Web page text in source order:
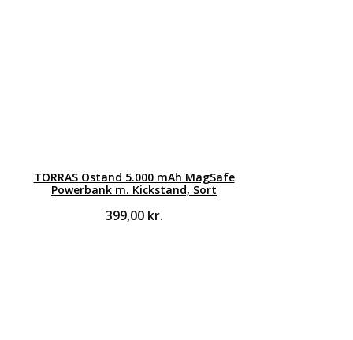
TORRAS Ostand 5.000 mAh MagSafe
Powerbank m. Kickstand, Sort
399,00 kr.